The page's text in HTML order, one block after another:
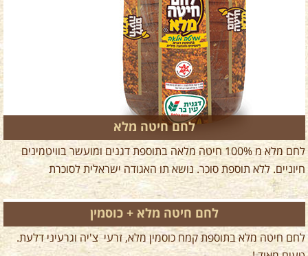
לחם חיטה מלא
לחם מלא מ 100% חיטה מלאה בתוספת דגנים ומועשר בוויטמינים
חיוניים. ללא תוספת סוכר. נושא תו האגודה ישראלית לסוכרת
לחם חיטה מלא + כוסמין
לחם חיטה מלא בתוספת קמח כוסמין מלא, זרעי צ'יה וגרעיני דלעת.